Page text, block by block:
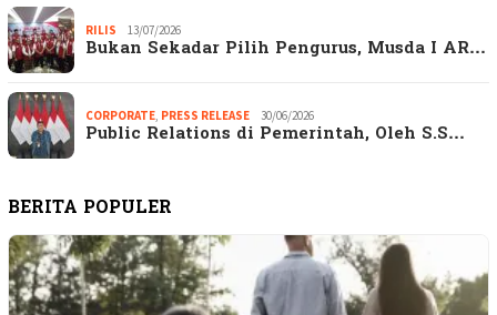
RILIS 13/07/2026
Bukan Sekadar Pilih Pengurus, Musda I AR…
CORPORATE, PRESS RELEASE 30/06/2026
Public Relations di Pemerintah, Oleh S.S…
BERITA POPULER